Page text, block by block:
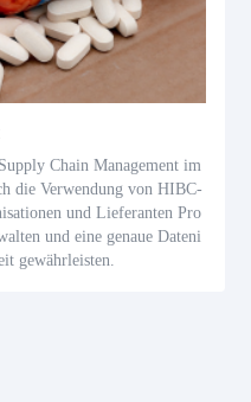
Chain Management im
die Verwendung von HIBC-
und Lieferanten Pro
und eine genaue Dateni
gewährleisten.